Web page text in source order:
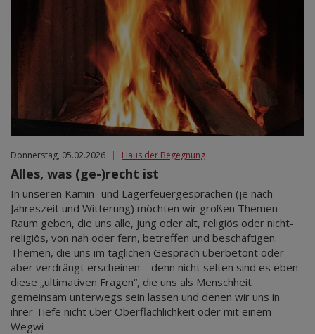
Donnerstag, 05.02.2026 | Haus der Begegnung
Alles, was (ge-)recht ist
In unseren Kamin- und Lagerfeuergesprächen (je nach
Jahreszeit und Witterung) möchten wir großen Themen
Raum geben, die uns alle, jung oder alt, religiös oder nicht-
religiös, von nah oder fern, betreffen und beschäftigen.
Themen, die uns im täglichen Gespräch überbetont oder
aber verdrängt erscheinen – denn nicht selten sind es eben
diese „ultimativen Fragen“, die uns als Menschheit
gemeinsam unterwegs sein lassen und denen wir uns in
ihrer Tiefe nicht über Oberflächlichkeit oder mit einem
Wegwi